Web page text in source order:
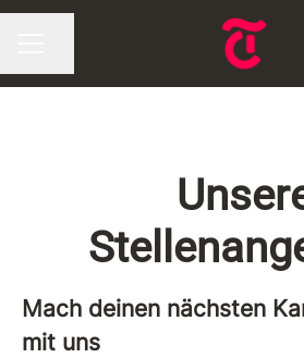
Mach deinen nächsten
mit uns